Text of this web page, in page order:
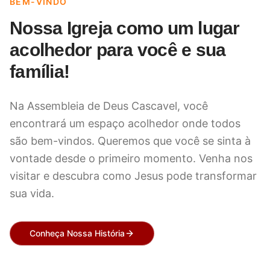
Nossa Igreja como um lugar
acolhedor para você e sua
família!
Na Assembleia de Deus Cascavel, você
encontrará um espaço acolhedor onde todos
são bem-vindos. Queremos que você se sinta à
vontade desde o primeiro momento. Venha nos
visitar e descubra como Jesus pode transformar
sua vida.
Conheça Nossa História